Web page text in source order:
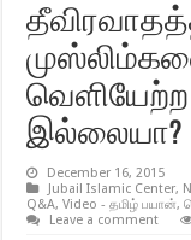
வெளியேற்ற
இல்லையா?
December 16, 2015
Jubail Islamic Center,
Q&A,Video - தமிழ் பயான்,
Leave a comment